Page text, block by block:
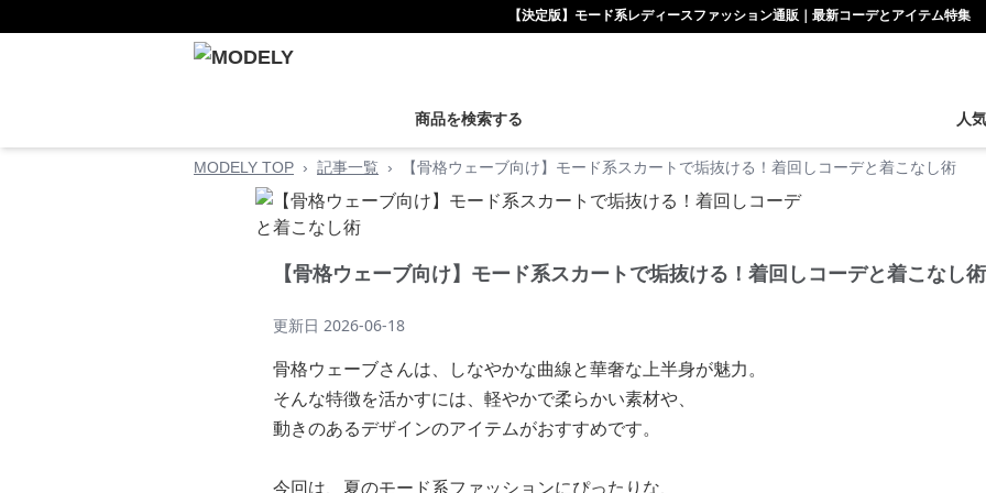
【決定版】モード系レディースファッション通販｜最新コーデとアイテム特集
商品を検索する 人
MODELY TOP › 記事一覧 › 【骨格ウェーブ向け】モード系スカートで垢抜ける！着回しコーデと着こなし術
【骨格ウェーブ向け】モード系スカートで垢抜ける！着回しコーデと着こなし術
更新日 2026-06-18
骨格ウェーブさんは、しなやかな曲線と華奢な上半身が魅力。
そんな特徴を活かすには、軽やかで柔らかい素材や、
動きのあるデザインのアイテムがおすすめです。
今回は、夏のモード系ファッションにぴったりな、